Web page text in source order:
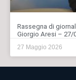
Rassegna di
Giorgio Aresi – 27/
27 Maggio 2026